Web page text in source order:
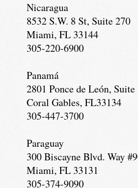
Nicaragua
8532 S.W. 8 St, Suite 270
Miami, FL 33144
305-220-6900
Panamá
2801 Ponce de León, Suite
Coral Gables, FL33134
305-447-3700
Paraguay
300 Biscayne Blvd. Way
Miami, FL 33131
305-374-9090